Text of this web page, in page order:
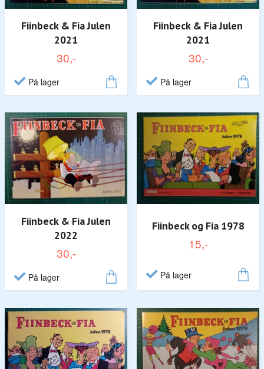
Fiinbeck & Fia Julen
2021
30,-
På lager
Fiinbeck & Fia Julen
2021
30,-
På lager
Fiinbeck & Fia Julen
2022
30,-
På lager
Fiinbeck og Fia 1978
15,-
På lager